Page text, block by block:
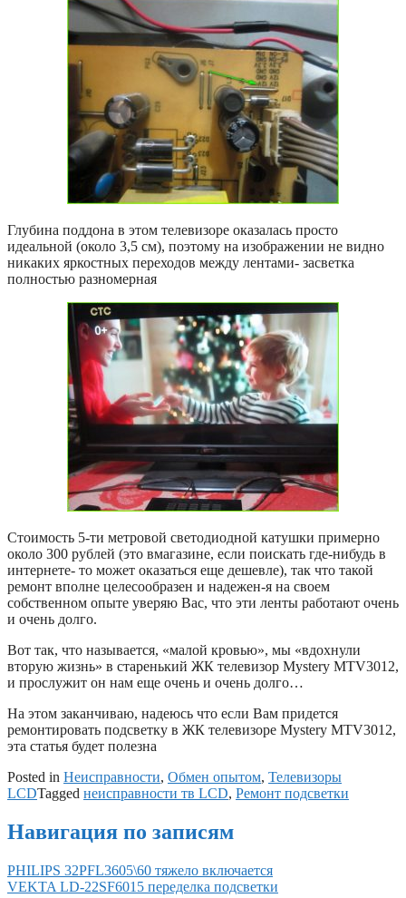
Глубина поддона в этом телевизоре оказалась просто
идеальной (около 3,5 см), поэтому на изображении не видно
никаких яркостных переходов между лентами- засветка
полностью разномерная
Стоимость 5-ти метровой светодиодной катушки примерно
около 300 рублей (это вмагазине, если поискать где-нибудь в
интернете- то может оказаться еще дешевле), так что такой
ремонт вполне целесообразен и надежен-я на своем
собственном опыте уверяю Вас, что эти ленты работают очень
и очень долго.
Вот так, что называется, «малой кровью», мы «вдохнули
вторую жизнь» в старенький ЖК телевизор Mystery MTV3012,
и прослужит он нам еще очень и очень долго…
На этом заканчиваю, надеюсь что если Вам придется
ремонтировать подсветку в ЖК телевизоре Mystery MTV3012,
эта статья будет полезна
Posted in Неисправности, Обмен опытом, Телевизоры
LCDTagged неисправности тв LCD, Ремонт подсветки
Навигация по записям
PHILIPS 32PFL3605\60 тяжело включается
VEKTA LD-22SF6015 переделка подсветки